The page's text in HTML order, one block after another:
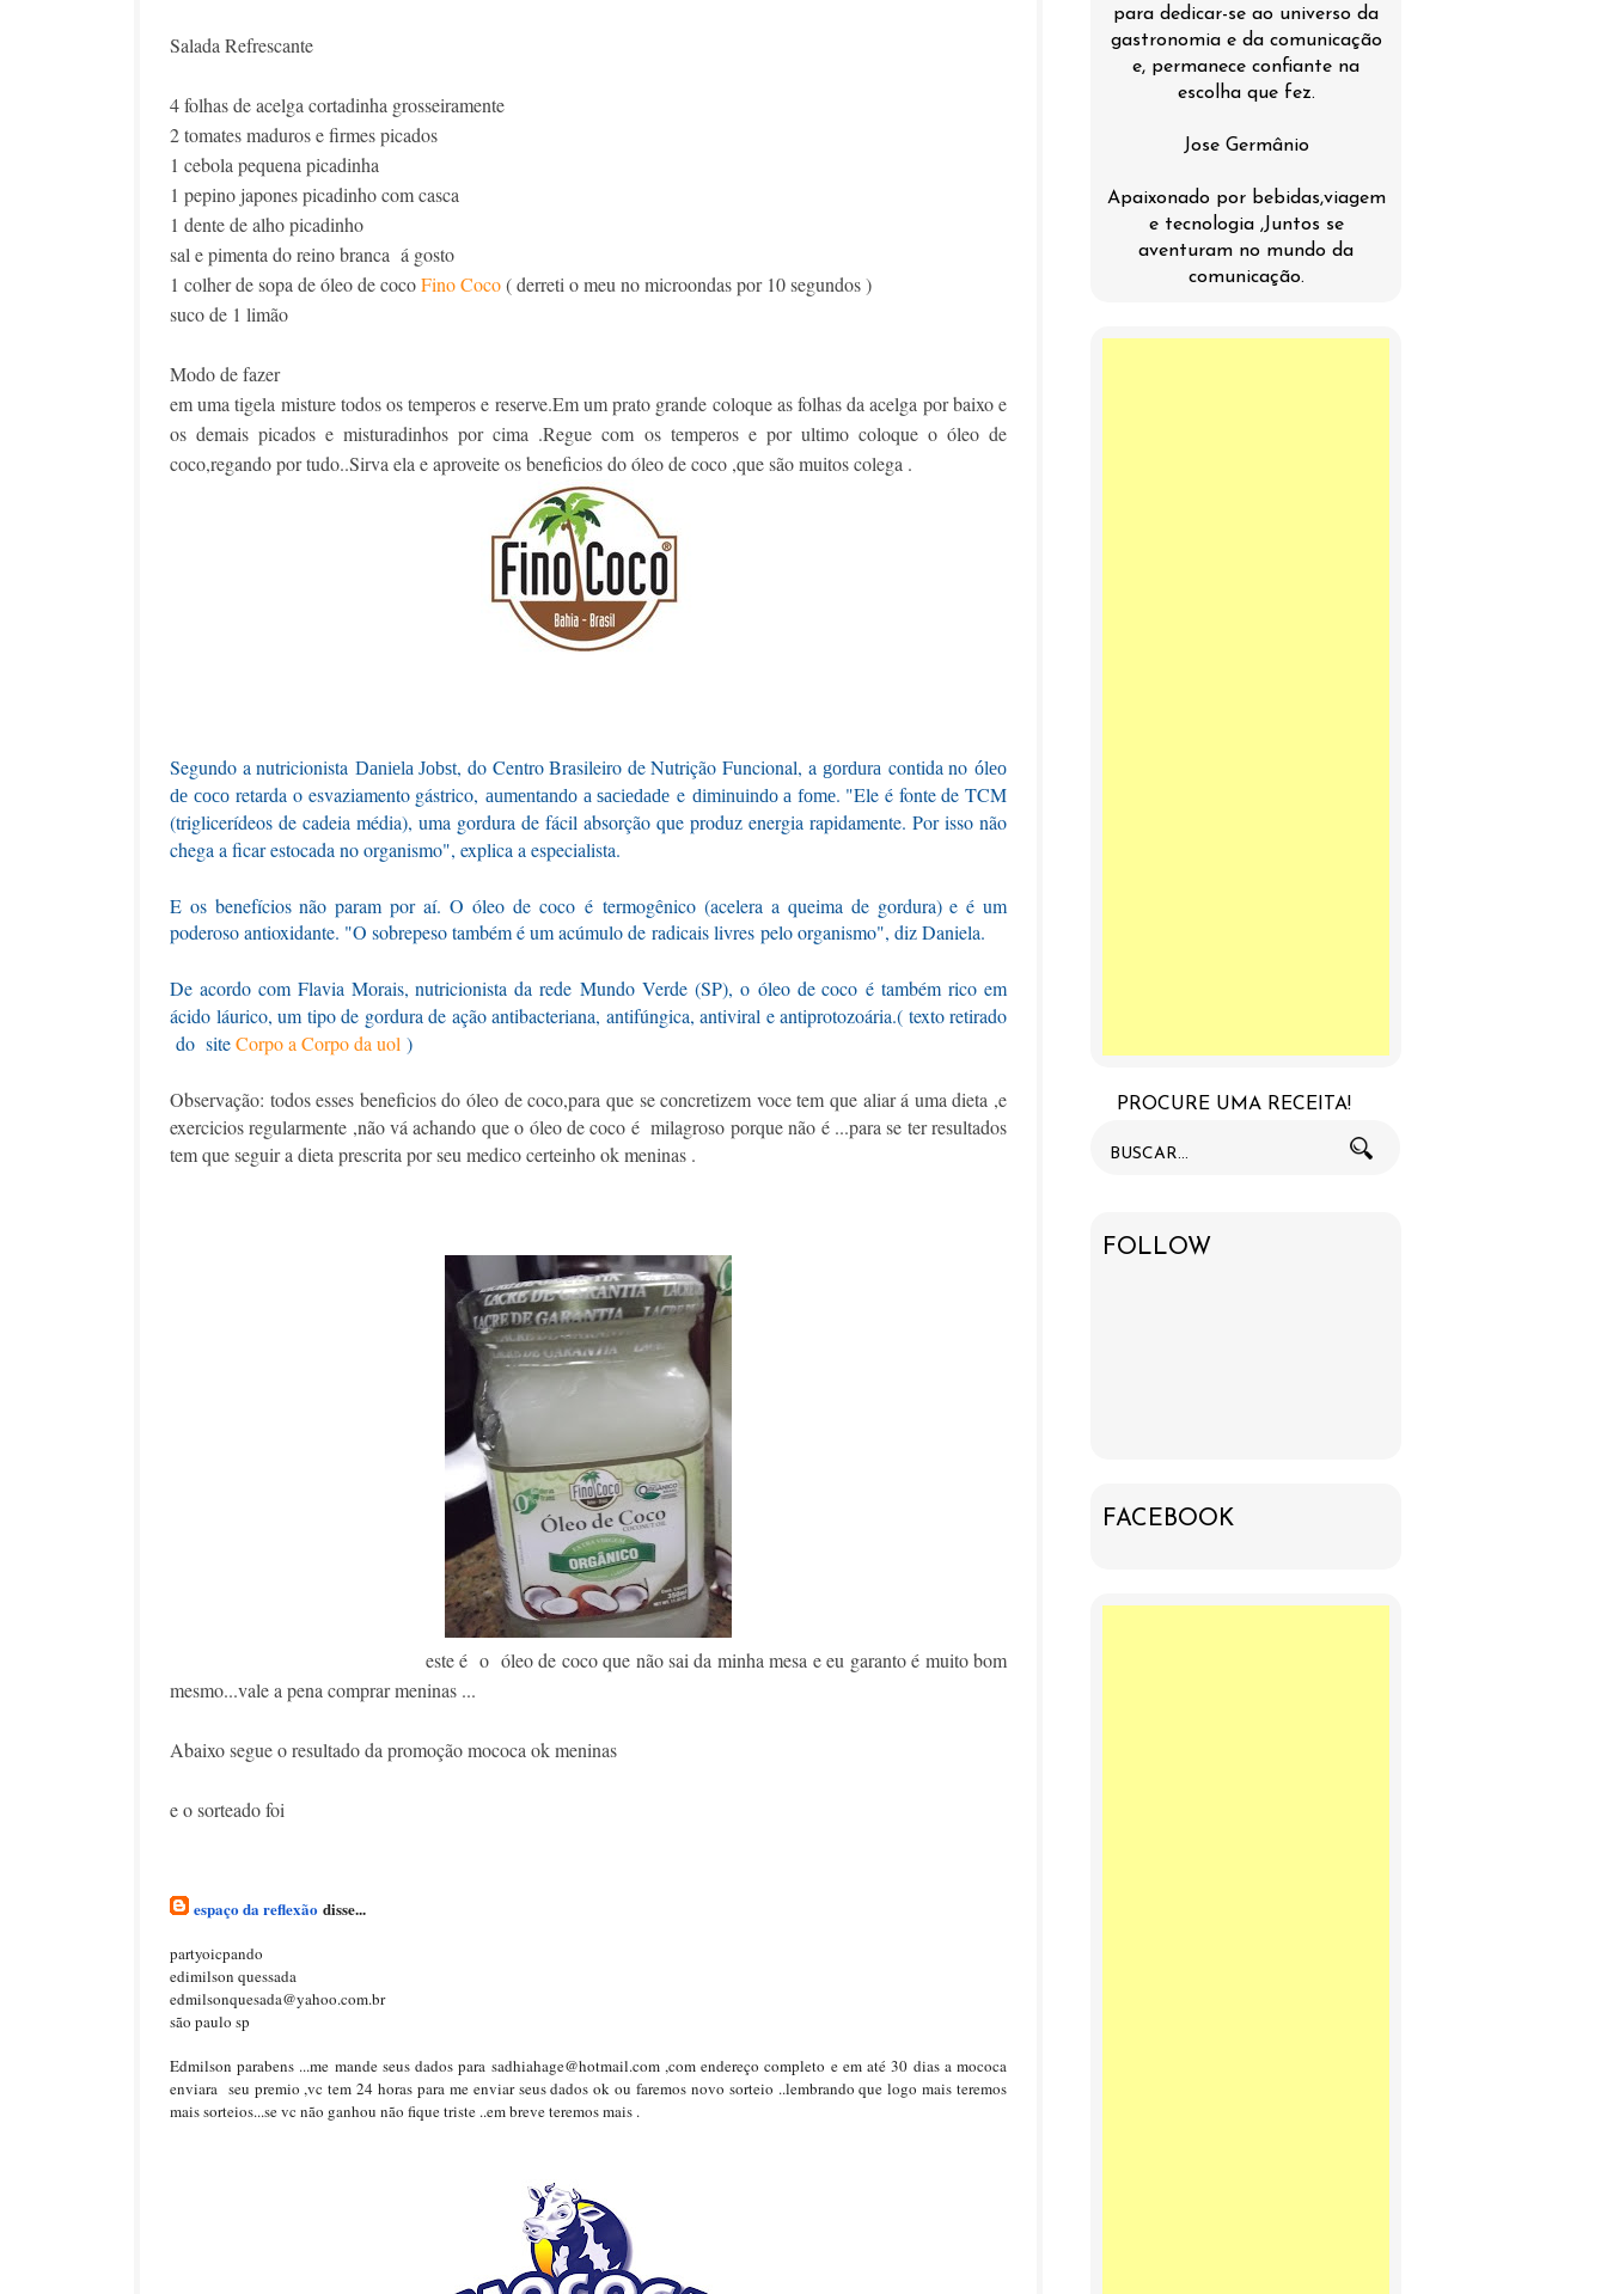
Salada Refrescante
4 folhas de acelga cortadinha grosseiramente
2 tomates maduros e firmes picados
1 cebola pequena picadinha
1 pepino japones picadinho com casca
1 dente de alho picadinho
sal e pimenta do reino branca á gosto
1 colher de sopa de óleo de cocoFino Coco( derreti o meu no microondas por 10 segundos )
suco de 1 limão
Modo de fazer
em uma tigela misture todos os temperos e reserve.Em um prato grande coloque as folhas da acelga por baixo e
os demais picados e misturadinhos por cima .Regue com os temperos e por ultimo coloque o óleo de
coco,regando por tudo..Sirva ela e aproveite os beneficios do óleo de coco ,que são muitos colega .
Segundo a nutricionista Daniela Jobst, do Centro Brasileiro de Nutrição Funcional, a gordura contida no óleo
de coco retarda o esvaziamento gástrico, aumentando a saciedade e diminuindo a fome. "Ele é fonte de TCM
(triglicerídeos de cadeia média), uma gordura de fácil absorção que produz energia rapidamente. Por isso não
chega a ficar estocada no organismo", explica a especialista.
E os benefícios não param por aí. Oóleo de coco é termogênico(acelera a queima de gordura) e é um
poderoso antioxidante. "O sobrepeso também é um acúmulo de radicais livres pelo organismo", diz Daniela.
De acordo com Flavia Morais, nutricionista da redeMundo Verde (SP), o óleo de coco é também rico em
ácido láurico, um tipo de gordura de ação antibacteriana, antifúngica, antiviral e antiprotozoária.( texto retirado
do siteCorpo a Corpo da uol )
Observação: todos esses beneficios do óleo de coco,para que se concretizem voce tem que aliar á uma dieta ,e
exercicios regularmente ,não vá achando que o óleo de coco é milagroso porque não é ...para se ter resultados
tem que seguir a dieta prescrita por seu medico certeinho ok meninas .
este é o óleo de coco que não sai da minha mesa e eu garanto é muito bom
mesmo...vale a pena comprar meninas ...
Abaixo segue o resultado da promoção mococa ok meninas
e o sorteado foi
espaço da reflexão disse...
partyoicpando
edimilson quessada
edmilsonquesada@yahoo.com.br
são paulo sp
Edmilson parabens ...me mande seus dados para sadhiahage@hotmail.com ,com endereço completo e em até 30 dias a mococa
enviara seu premio ,vc tem 24 horas para me enviar seus dados ok ou faremos novo sorteio ..lembrando que logo mais teremos
mais sorteios...se vc não ganhou não fique triste ..em breve teremos mais .
para dedicar-se ao universo da
gastronomia e da comunicação
e, permanece confiante na
escolha que fez.
Jose Germânio
Apaixonado por bebidas,viagem
e tecnologia ,Juntos se
aventuram no mundo da
comunicação.
PROCURE UMA RECEITA!
FOLLOW
FACEBOOK